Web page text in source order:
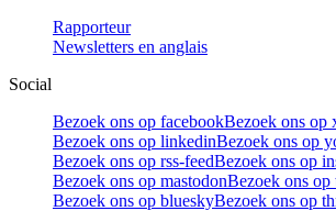
Rapporteur
Newsletters en anglais
Social
Bezoek ons op facebookBezoek ons op
Bezoek ons op linkedinBezoek ons op
Bezoek ons op rss-feedBezoek ons op
Bezoek ons op mastodonBezoek ons op
Bezoek ons op blueskyBezoek ons op